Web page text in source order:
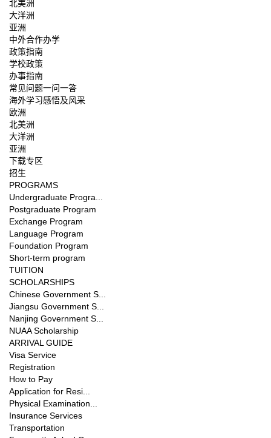
北美洲
大洋洲
亚洲
中外合作办学
政策指南
学校政策
办事指南
常见问题一问一答
海外学习感悟及风采
欧洲
北美洲
大洋洲
亚洲
下载专区
招生
PROGRAMS
Undergraduate Progra...
Postgraduate Program
Exchange Program
Language Program
Foundation Program
Short-term program
TUITION
SCHOLARSHIPS
Chinese Government S...
Jiangsu Government S...
Nanjing Government S...
NUAA Scholarship
ARRIVAL GUIDE
Visa Service
Registration
How to Pay
Application for Resi...
Physical Examination...
Insurance Services
Transportation